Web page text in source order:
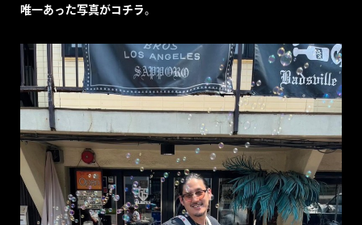
唯一あった写真がコチラ。